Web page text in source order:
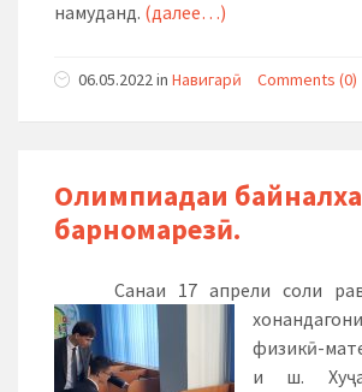
намуданд. (далее…)
06.05.2022in Навигарӣ Comments (0)
Олимпиадаи
барномарезӣ.
Санаи 17 апрели соли
физикӣ-
и ш.